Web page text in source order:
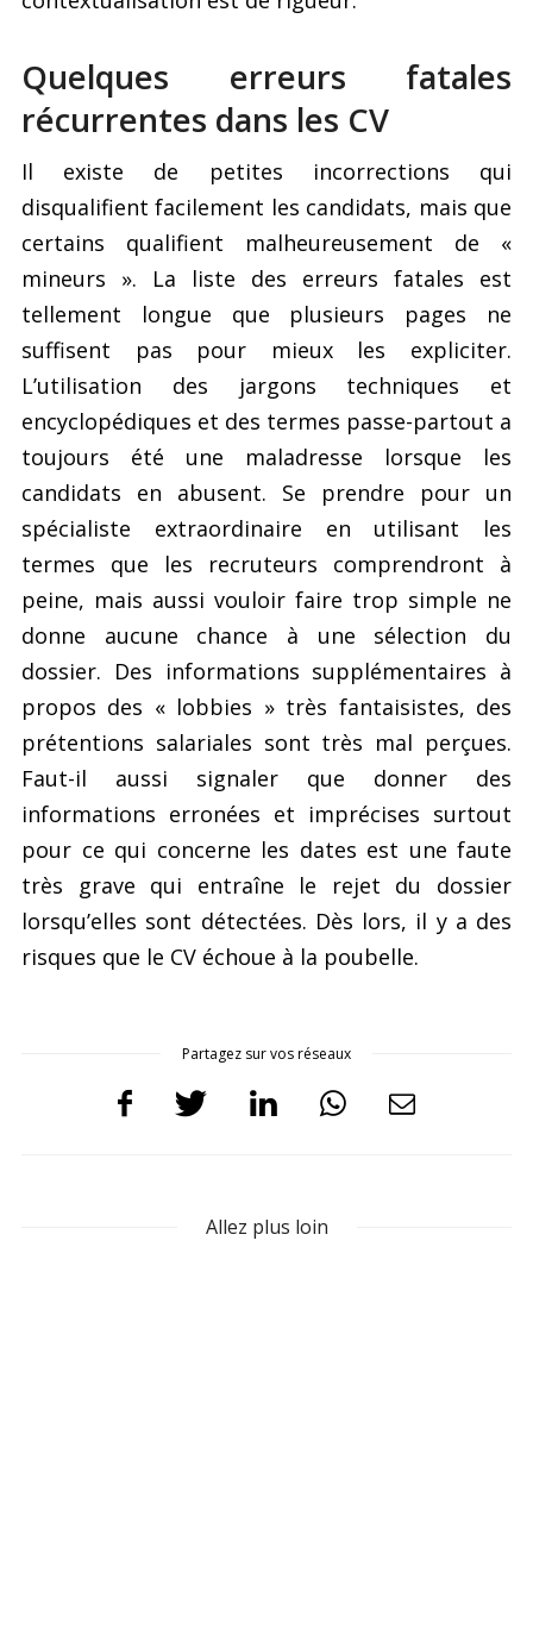
Quelques erreurs fatales
récurrentes dans les CV
Il existe de petites incorrections qui
disqualifient facilement les candidats, mais que
certains qualifient malheureusement de «
mineurs ». La liste des erreurs fatales est
tellement longue que plusieurs pages ne
suffisent pas pour mieux les expliciter.
L’utilisation des jargons techniques et
encyclopédiques et des termes passe-partout a
toujours été une maladresse lorsque les
candidats en abusent. Se prendre pour un
spécialiste extraordinaire en utilisant les
termes que les recruteurs comprendront à
peine, mais aussi vouloir faire trop simple ne
donne aucune chance à une sélection du
dossier. Des informations supplémentaires à
propos des « lobbies » très fantaisistes, des
prétentions salariales sont très mal perçues.
Faut-il aussi signaler que donner des
informations erronées et imprécises surtout
pour ce qui concerne les dates est une faute
très grave qui entraîne le rejet du dossier
lorsqu’elles sont détectées. Dès lors, il y a des
risques que le CV échoue à la poubelle.
Partagez sur vos réseaux
Allez plus loin